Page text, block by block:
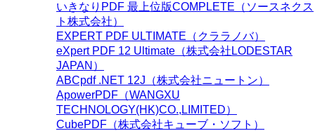
いきなりPDF 最上位版COMPLETE（ソースネクス
ト株式会社）
EXPERT PDF ULTIMATE（クララノバ）
eXpert PDF 12 Ultimate（株式会社LODESTAR
JAPAN）
ABCpdf .NET 12J（株式会社ニュートン）
ApowerPDF（WANGXU
TECHNOLOGY(HK)CO.,LIMITED）
CubePDF（株式会社キューブ・ソフト）